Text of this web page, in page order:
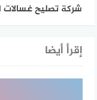
شركة تصليح غسالات اتوماتيك
إقرأ أيضا